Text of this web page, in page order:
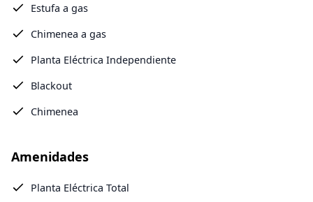
Estufa a gas
Chimenea a gas
Planta Eléctrica Independiente
Blackout
Chimenea
Amenidades
Planta Eléctrica Total